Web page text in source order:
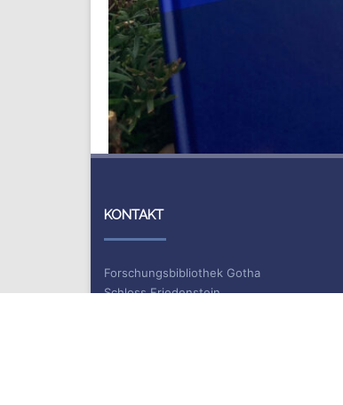
KONTAKT
Forschungsbibliothek Gotha
Schloss Friedenstein